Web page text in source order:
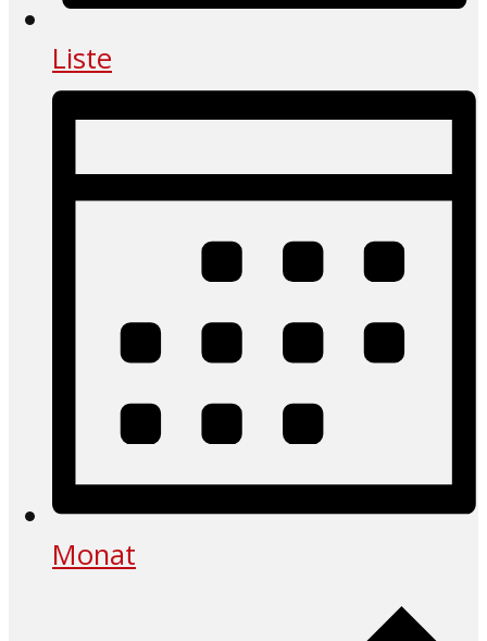
Liste
Monat